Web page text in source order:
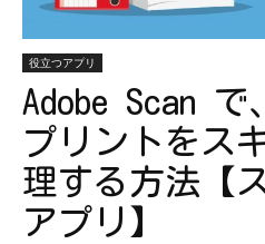
役立つアプリ
Adobe Scan
プリントをス
理する方法【
アプリ】